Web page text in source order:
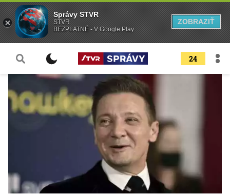
24
Správy STVR
STVR
BEZPLATNÉ - V Google Play
ZOBRAZIŤ